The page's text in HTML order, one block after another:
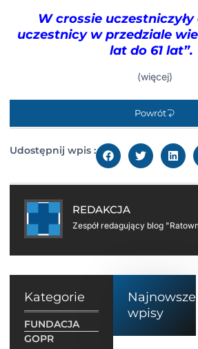
W crossie
uczestnicy w przedziale
lat do 61 lat”.
(więcej)
Powrót
Udostępnij wpis :
REDAKCJA
Zespół redagujący blog
Kategorie
FUNDACJA
GOPR
Najnowsze
wpisy